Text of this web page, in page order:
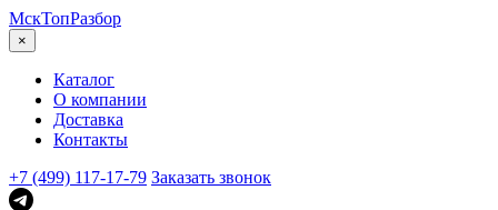
МскТопРазбор
×
Каталог
О компании
Доставка
Контакты
+7 (499) 117-17-79 Заказать звонок